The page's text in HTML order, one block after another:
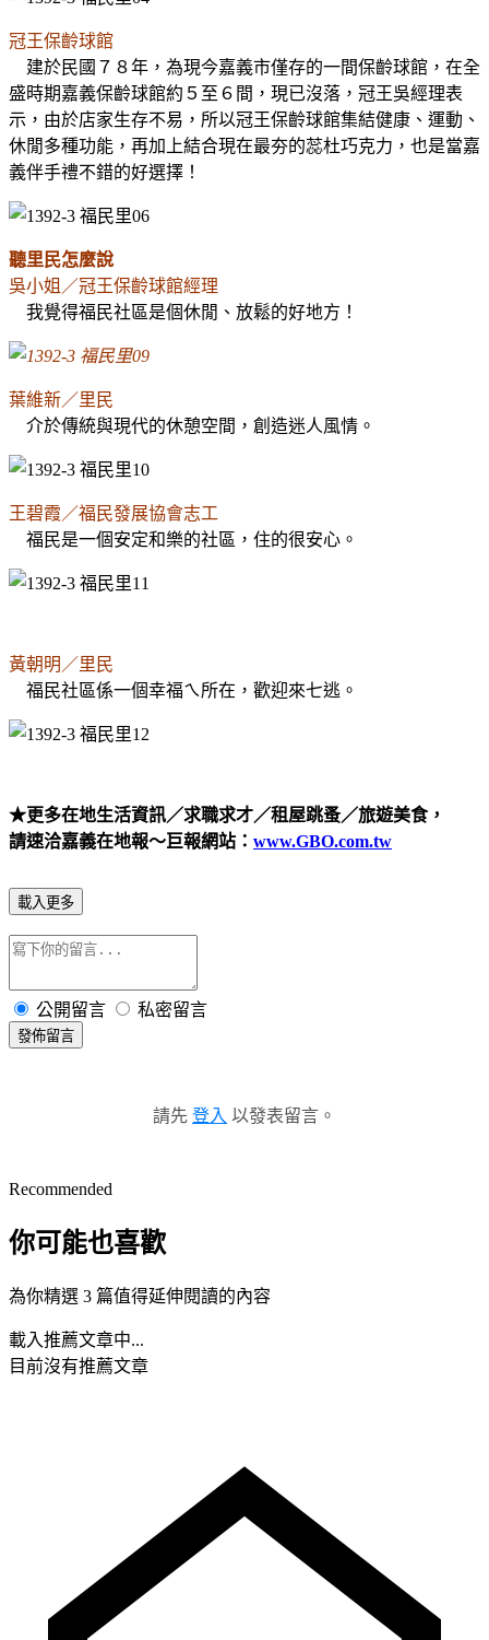
冠王保齡球館
建於民國７８年，為現今嘉義市僅存的一間保齡球館，在全
盛時期嘉義保齡球館約５至６間，現已沒落，冠王吳經理表
示，由於店家生存不易，所以冠王保齡球館集結健康、運動、
休閒多種功能，再加上結合現在最夯的蕊杜巧克力，也是當嘉
義伴手禮不錯的好選擇！
聽里民怎麼說
吳小姐／冠王保齡球館經理
我覺得福民社區是個休閒、放鬆的好地方！
葉維新／里民
介於傳統與現代的休憩空間，創造迷人風情。
王碧霞／福民發展協會志工
福民是一個安定和樂的社區，住的很安心。
黃朝明／里民
福民社區係一個幸福ㄟ所在，歡迎來七逃。
★更多在地生活資訊／求職求才／租屋跳蚤／旅遊美食，
請速洽嘉義在地報～巨報網站： www.GBO.com.tw
載入更多
公開留言 私密留言
發佈留言
請先 登入 以發表留言。
Recommended
你可能也喜歡
為你精選 3 篇值得延伸閱讀的內容
載入推薦文章中...
目前沒有推薦文章